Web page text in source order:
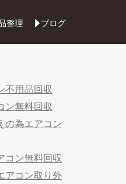
整理 ブログ
不用品回収
ン無料回収
の為エアコン
コン無料回収
アコン取り外